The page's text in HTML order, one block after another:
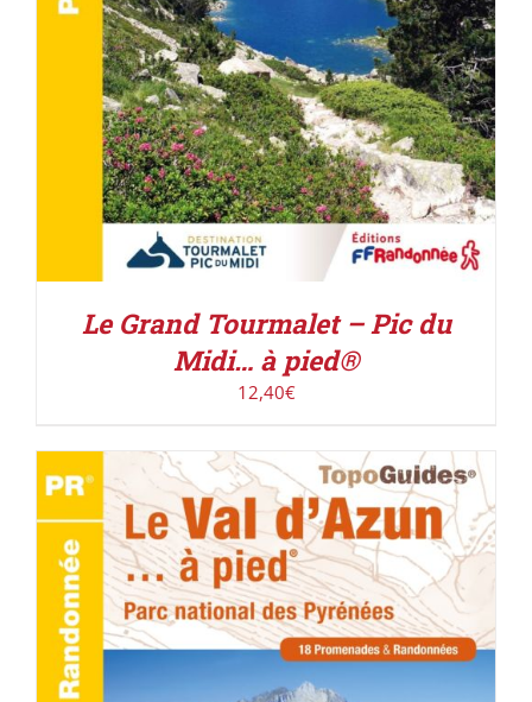
Le Grand Tourmalet – Pic du
Midi… à pied®
12,40€